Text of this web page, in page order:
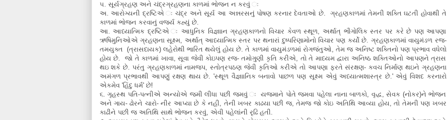
૫. સૂર્યગ્રહણ અને ચંદ્રગ્રહણના કાળમાં ભોજન ન કરવું ઃ
અ. આરોગ્યની દ્રષ્ટિએ ઃ ચંદ્ર અને સૂર્ય આ અન્નરસનું પોષણ કરનાર દેવતાઓ છે. ગ્રહણકાળમાં તેમની શક્તિ ઘટતી હોવાથી તે
કાળમાં ભોજન કરવાનું વર્જ્ય કહ્યું છે.
આ. આધ્યાત્મિક દ્રષ્ટિએ ઃ આધુનિક વિજ્ઞાાન ગ્રહણકાળનો વિચાર કેવળ સ્થૂળ, અર્થાત્ ભૌગોલિક સ્તર પર કરે છે પણ આપણા
ઋષિમુનિઓએ ગ્રહણના સૂક્ષ્મ, અર્થાત્ આધ્યાત્મિક સ્તર પર થનારાં દુષ્પરિણામોનો વિચાર પણ કર્યો છે. ગ્રહણકાળમાં વાયુમંડળ રજ-
તમયુક્ત (ત્રાસદાયક) લહેરોથી ભારિત થયેલું હોય છે. તે કાળમાં વાયુમંડળમાં રોગજંતુઓ, તેમ જ અનિષ્ટ શક્તિનો પણ પ્રભાવ વધેલો
હોય છે. જો તે કાળમાં ખાવા, સૂવા જેવી કોઇપણ રજ- તમોગુણી કૃતિ કરીએ, તો તે માધ્યમ દ્વારા અનિષ્ઠ શક્તિઓનો આપણને ત્રાસ
થઇ શકે છે. પરંતુ ગ્રહણકાળમાં નામજપ, સ્તોત્રપઠણ જેવી કૃતિઓ કરીએ તો આપણા ફરતે સંરક્ષણ- કવચ નિર્માણ થઇને ગ્રહણના
અમંગળ પ્રભાવથી આપણું રક્ષણ થાય છે. 'સ્થૂળ વૈજ્ઞાાનિક બનાવો પાછળ પણ સૂક્ષ્મ એવું અધ્યાત્મશાસ્ત્ર છે.' એવું વિશદ કરનારો
એકમેવ 'હિંદુ ધર્મ' છે!
૬. ગૃહસ્થ પતિ-પત્નીએ અન્યોએ જમી લીધા પછી જમવું ઃ યજમાને પોતે જમવા પહેલા નાના બાળકો, વૃદ્ધ, સેવક (નોકર)ને ભોજન
અને ગાય- ઢોરને ચારો- નીર આપ્યા છે કે નહી, તેની ખબર કાઢયા પછી જ, તેમજ જો કોઇ અતિથિ આવ્યા હોય, તો તેમની પણ ખબર
કાઢીને પછી જ અતિથિ સાથે ભોજન કરવું, એવી પહેલાંની રૃઢિ હતી.